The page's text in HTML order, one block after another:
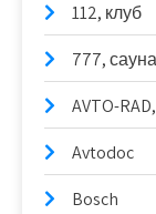
112, клуб
777, сауна
AVTO-
Avtodoc
Bosch